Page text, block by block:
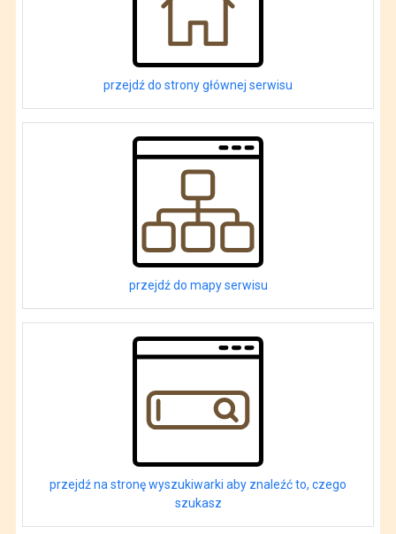
przejdź do strony głównej serwisu
przejdź do mapy serwisu
przejdź na stronę wyszukiwarki aby znaleźć to, czego
szukasz